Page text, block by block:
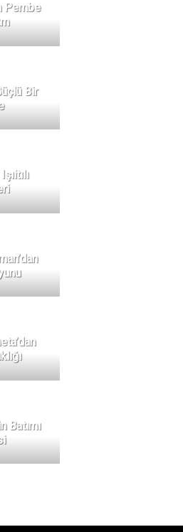
Pembe
Bir
Batımı